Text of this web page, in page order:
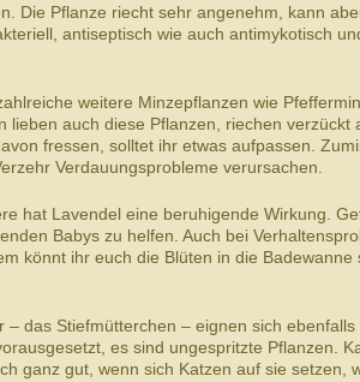
Die Pflanze riecht sehr angenehm, kann
antiseptisch wie auch antimykotisch
weitere Minzepflanzen wie
lieben auch diese Pflanzen, riechen verzückt
fressen, solltet ihr etwas aufpassen.
Verdauungsprobleme verursachen.
hat Lavendel eine beruhigende Wirkung.
Babys zu helfen. Auch bei
könnt ihr euch die Blüten in die Badewanne
das Stiefmütterchen – eignen sich ebenfalls
es sind ungespritzte Pflanzen.
ganz gut, wenn sich Katzen auf sie setzen,